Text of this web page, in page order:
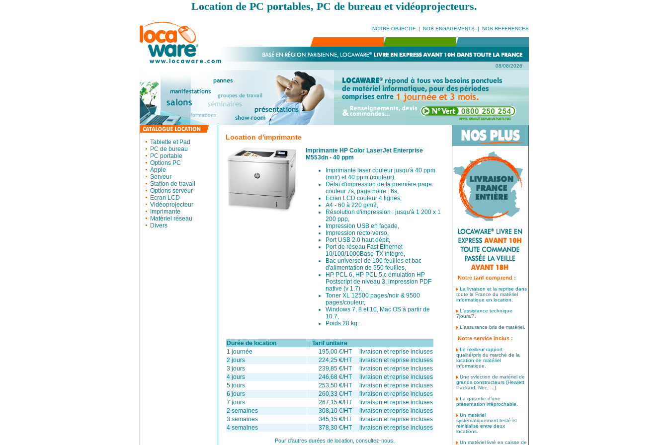
Location de PC portables, PC de bureau et vidéoprojecteurs.
NOTRE OBJECTIF| NOS ENGAGEMENTS| NOS REFERENCES
08/08/2026
Tablette et Pad
PC de bureau
PC portable
Options PC
Apple
Serveur
Station de travail
Options serveur
Ecran LCD
Vidéoprojecteur
Imprimante
Matériel réseau
Divers
Location d'imprimante
Imprimante HP Color LaserJet Enterprise
M553dn - 40 ppm
Imprimante laser couleur jusqu'à 40 ppm
(noir) et 40 ppm (couleur),
Délai d'impression de la première page
couleur 7s, page noire : 6s,
Ecran LCD couleur 4 lignes,
A4 - 60 à 220 g/m2,
Résolution d'impression : jusqu'à 1 200 x 1
200 ppp,
Impression USB en façade,
Impression recto-verso,
Port USB 2.0 haut débit,
Port de réseau Fast Ethernet
10/100/1000Base-TX intégré,
Bac universel de 100 feuilles et bac
d'alimentation de 550 feuilles,
HP PCL 6, HP PCL 5,c émulation HP
Postscript de niveau 3, impression PDF
native (v 1.7),
Toner XL 12500 pages/noir & 9500
pages/couleur,
Windows 7, 8 et 10, Mac OS à partir de
10.7,
Poids 28 kg.
Durée de location
Tarif unitaire
1 journée
195,00 €/HT livraison et reprise incluses
2 jours
224,25 €/HT livraison et reprise incluses
3 jours
239,85 €/HT livraison et reprise incluses
4 jours
246,68 €/HT livraison et reprise incluses
5 jours
253,50 €/HT livraison et reprise incluses
6 jours
260,33 €/HT livraison et reprise incluses
7 jours
267,15 €/HT livraison et reprise incluses
2 semaines
308,10 €/HT livraison et reprise incluses
3 semaines
345,15 €/HT livraison et reprise incluses
4 semaines
378,30 €/HT livraison et reprise incluses
Pour d'autres durées de location, consultez-nous.
Notre tarif comprend :
La livraison et la reprise dans
toute la France du matériel
informatique en location.
L'assistance technique
7jours/7.
L'assurance bris de matériel.
Notre service inclus :
Le meilleur rapport
qualité/prix du marché de la
location de matériel
informatique.
Une svlection de matériel de
grands constructeurs (Hewlett
Packard, Nec, ...).
La garantie d'une
présentation irréprochable.
Un matériel
systématiquement testé et
réinitialisé entre deux
locations.
Un matériel livré en caisse de